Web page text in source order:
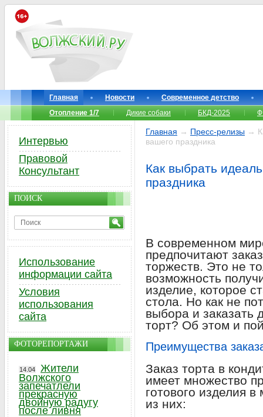
Главная Новости
Современное детство
Отопление 1/7
Дикие собаки БКД-2025
Главная → Пресс-релизы →
вашего праздника
Как выбрать
праздника
В современном
предпочитают
торжеств. Это не
возможность
изделие, которое
стола. Но как не
выбора и заказать
торт? Об этом и
Преимущества
Заказ торта в
имеет множество
готового изделия
из них:
Интервью
Правовой
Консультант
ПОИСК
Использование
информации сайта
Условия
использования
сайта
ФОТОРЕПОРТАЖИ
14.04
Жители
Волжского
запечатлели
прекрасную
двойную радугу
после ливня